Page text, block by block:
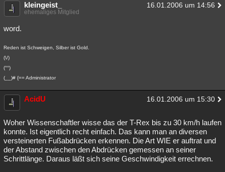
kleingeist_ 16.01.2006 um 14:56
ehemaliges Mitglied
word.
Reden ist Schweigen, Silber ist Gold.
(\/)
(°°)
(__)# {== Administrator
AcidU 16.01.2006 um 15:30
Woher Wissenschaftler wisse das der T-Rex bis zu 30 km/h laufen
konnte. Ist eigentlich recht einfach. Das kann man an diversen
versteinerten Fußabdrücken erkennen. Die Art WIE er auftrat und
der Abstand zwischen den Abdrücken gemessen an seiner
Schrittlänge. Daraus läßt sich seine Geschwindigkeit errechnen.